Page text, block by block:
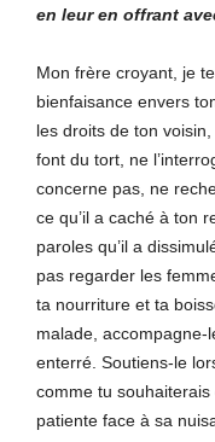
en leur en offrant
Mon frère croyant, je
bienfaisance envers
les droits de ton
font du tort, ne
concerne pas, ne
ce qu’il a caché à ton
paroles qu’il a
pas regarder les
ta nourriture et ta
malade,
enterré. Soutiens-le
comme tu
patiente face à sa